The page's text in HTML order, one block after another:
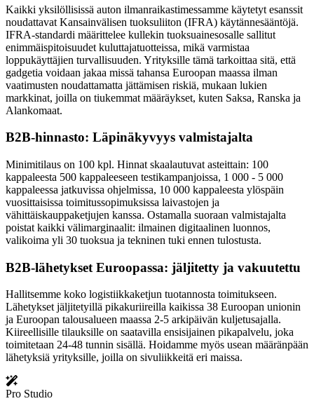
Kaikki yksilöllisissä auton ilmanraikastimessamme käytetyt esanssit
noudattavat Kansainvälisen tuoksuliiton (IFRA) käytännesääntöjä.
IFRA-standardi määrittelee kullekin tuoksuainesosalle sallitut
enimmäispitoisuudet kuluttajatuotteissa, mikä varmistaa
loppukäyttäjien turvallisuuden. Yrityksille tämä tarkoittaa sitä, että
gadgetia voidaan jakaa missä tahansa Euroopan maassa ilman
vaatimusten noudattamatta jättämisen riskiä, ​​mukaan lukien
markkinat, joilla on tiukemmat määräykset, kuten Saksa, Ranska ja
Alankomaat.
B2B-hinnasto: Läpinäkyvyys valmistajalta
Minimitilaus on 100 kpl. Hinnat skaalautuvat asteittain: 100
kappaleesta 500 kappaleeseen testikampanjoissa, 1 000 - 5 000
kappaleessa jatkuvissa ohjelmissa, 10 000 kappaleesta ylöspäin
vuosittaisissa toimitussopimuksissa laivastojen ja
vähittäiskauppaketjujen kanssa. Ostamalla suoraan valmistajalta
poistat kaikki välimarginaalit: ilmainen digitaalinen luonnos,
valikoima yli 30 tuoksua ja tekninen tuki ennen tulostusta.
B2B-lähetykset Euroopassa: jäljitetty ja vakuutettu
Hallitsemme koko logistiikkaketjun tuotannosta toimitukseen.
Lähetykset jäljitetyillä pikakuriireilla kaikissa 38 Euroopan unionin
ja Euroopan talousalueen maassa 2-5 arkipäivän kuljetusajalla.
Kiireellisille tilauksille on saatavilla ensisijainen pikapalvelu, joka
toimitetaan 24-48 tunnin sisällä. Hoidamme myös usean määränpään
lähetyksiä yrityksille, joilla on sivuliikkeitä eri maissa.
Pro Studio